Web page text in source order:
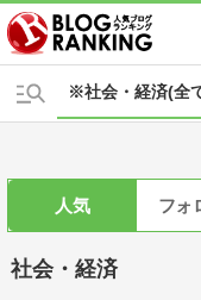
※社会・経済(全
人気 フォ
社会・経済